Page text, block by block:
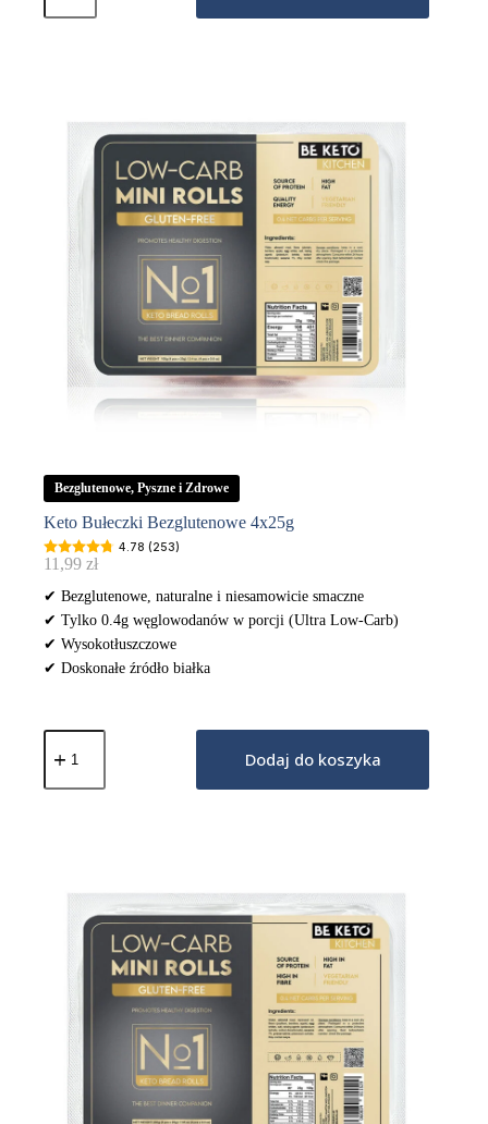
Bezglutenowe
Bezglutenowe, Pyszne i Zdrowe
Keto Bułeczki Bezglutenowe 4x25g
4.78 (253)
11,99 zł
✔ Bezglutenowe, naturalne i niesamowicie smaczne
✔ Tylko 0.4g węglowodanów w porcji (Ultra Low-Carb)
✔ Wysokotłuszczowe
✔ Doskonałe źródło białka
ilość
Keto
Bezglutenowe
Dodaj do koszyka